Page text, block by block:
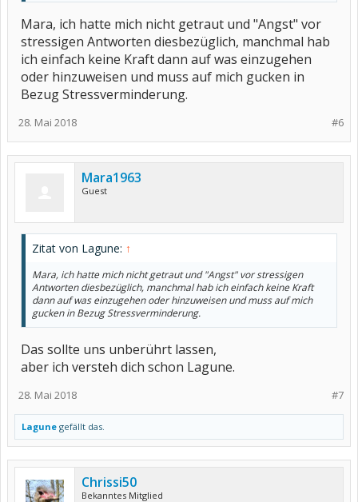
Mara, ich hatte mich nicht getraut und "Angst" vor
stressigen Antworten diesbezüglich, manchmal hab
ich einfach keine Kraft dann auf was einzugehen
oder hinzuweisen und muss auf mich gucken in
Bezug Stressverminderung.
#6
28. Mai 2018
Mara1963
Guest
Zitat von Lagune: ↑
Mara, ich hatte mich nicht getraut und "Angst" vor stressigen
Antworten diesbezüglich, manchmal hab ich einfach keine Kraft
dann auf was einzugehen oder hinzuweisen und muss auf mich
gucken in Bezug Stressverminderung.
Das sollte uns unberührt lassen,
aber ich versteh dich schon Lagune.
#7
28. Mai 2018
Lagune gefällt das.
Chrissi50
Bekanntes Mitglied